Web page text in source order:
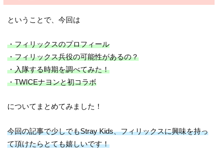
ということで、今回は
・フィリックスのプロフィール
・フィリックス兵役の可能性があるの？
・入隊する時期を調べてみた！
・TWICEナヨンと初コラボ
についてまとめてみました！
今回の記事で少しでもStray Kids、フィリックスに興味を持っ
て頂けたらとても嬉しいです！